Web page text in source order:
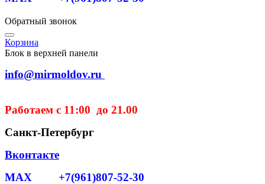
Обратный звонок
Корзина
Блок в верхней панели
info@mirmoldov.ru
Работаем с 11:00 до 21.00
Санкт-Петербург
Вконтакте
MAX +7(961)807-52-30